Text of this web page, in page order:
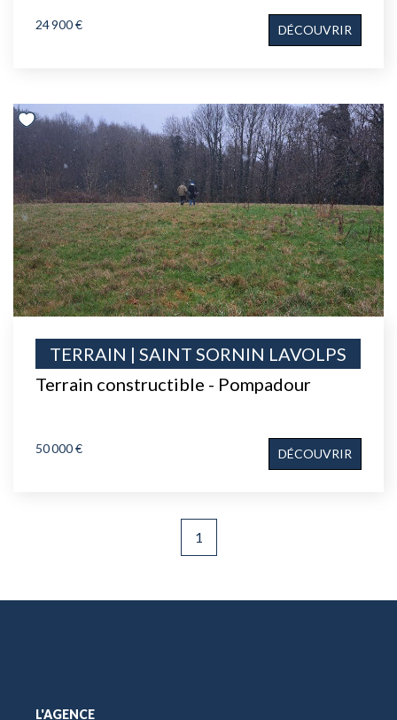
24 900 € DÉCOUVRIR
Terrain constructible - Pompadour
TERRAIN | SAINT SORNIN LAVOLPS
50 000 € DÉCOUVRIR
1
L'AGENCE